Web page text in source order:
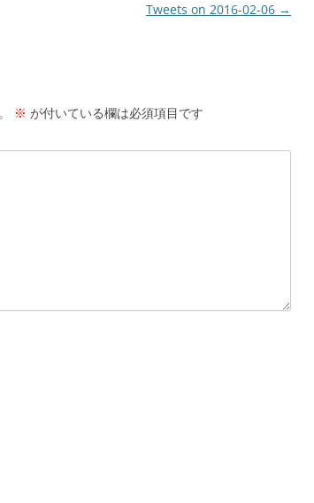
Tweets on 2016-02-06 →
※ が付いている欄は必須項目です